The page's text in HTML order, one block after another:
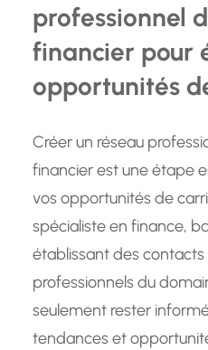
professionnel
financier pour
opportunités
Créer un réseau
financier est une étape
vos opportunités de
spécialiste en finance,
établissant des
professionnels du
seulement rester
tendances et